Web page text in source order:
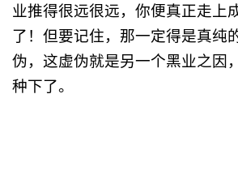
业推得很远很远，你便真正走上
了！但要记住，那一定得是真纯
伪，这虚伪就是另一个黑业之因
种下了。